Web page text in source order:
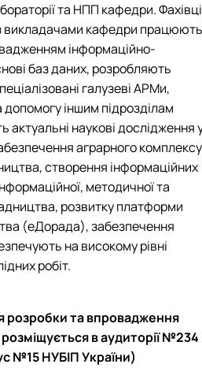
та НПП кафедри. Фахівці
з викладачами кафедри працюють
інформаційно-
баз даних, розробляють
галузеві АРМи,
допомогу іншим підрозділам
актуальні наукові дослідження
аграрного комплексу
створення інформаційних
методичної та
розвитку платформи
(еДорада), забезпечення
на високому рівні
робіт.
розробки та впровадження
в аудиторії №234
№15 НУБІП України)